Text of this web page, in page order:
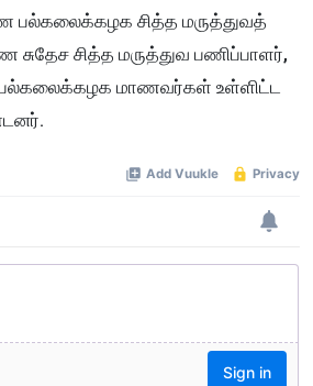
பல்கலைக்கழக சித்த மருத்துவத்
சுதேச சித்த மருத்துவ பணிப்பாளர்,
மாணவர்கள் உள்ளிட்ட